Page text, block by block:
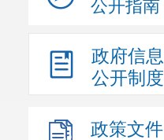
公开指南
政府信息
公开制度
政策文件